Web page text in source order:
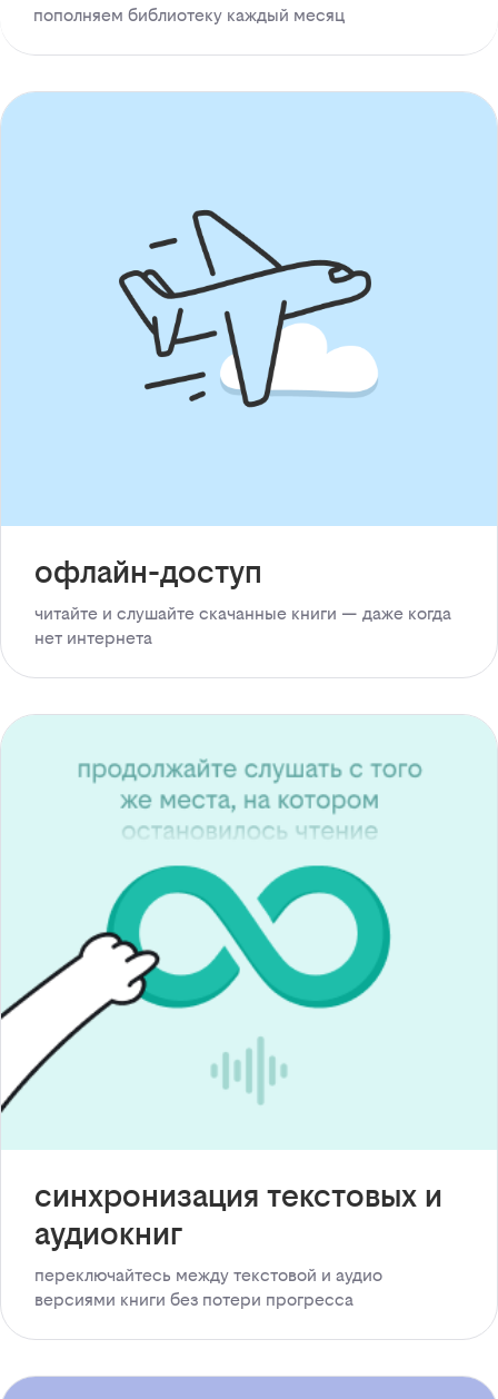
пополняем библиотеку каждый месяц
офлайн-доступ
читайте и слушайте скачанные книги — даже когда
нет интернета
синхронизация текстовых и
аудиокниг
переключайтесь между текстовой и аудио
версиями книги без потери прогресса